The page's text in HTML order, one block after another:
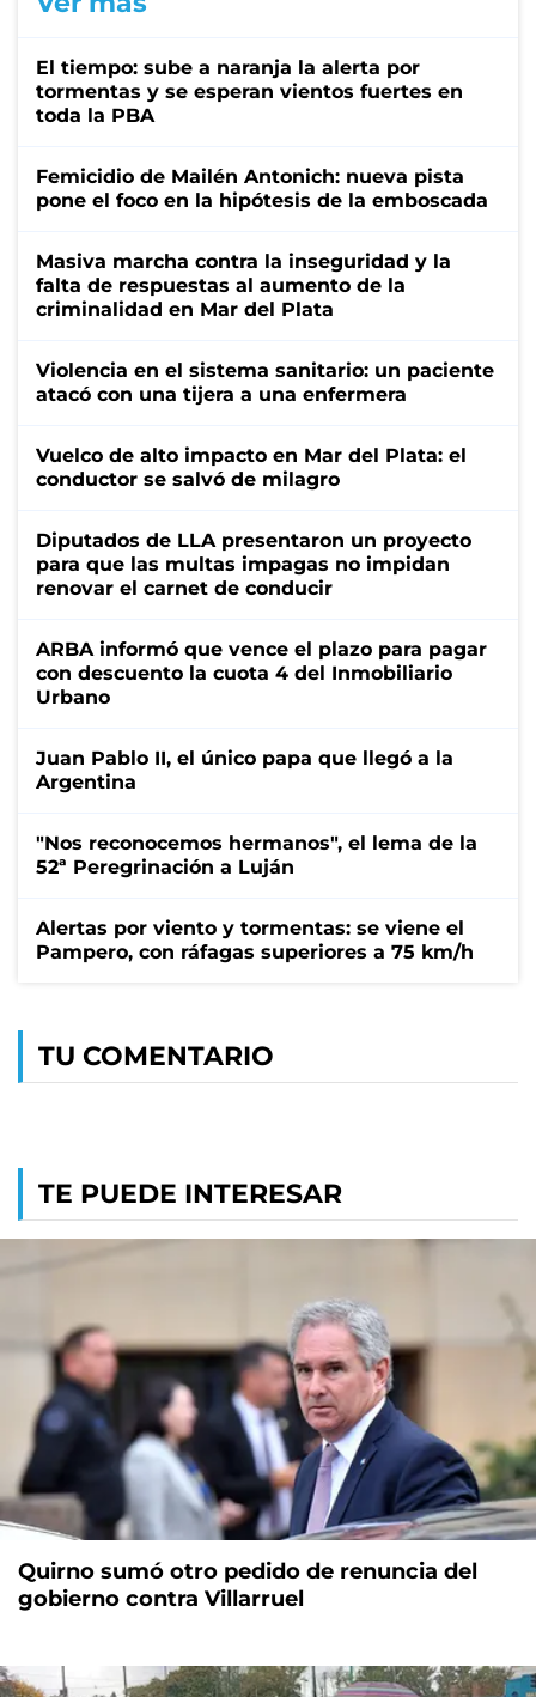
El tiempo: sube a naranja la alerta por
tormentas y se esperan vientos fuertes en
toda la PBA
Femicidio de Mailén Antonich: nueva pista
pone el foco en la hipótesis de la emboscada
Masiva marcha contra la inseguridad y la
falta de respuestas al aumento de la
criminalidad en Mar del Plata
Violencia en el sistema sanitario: un paciente
atacó con una tijera a una enfermera
Vuelco de alto impacto en Mar del Plata: el
conductor se salvó de milagro
Diputados de LLA presentaron un proyecto
para que las multas impagas no impidan
renovar el carnet de conducir
ARBA informó que vence el plazo para pagar
con descuento la cuota 4 del Inmobiliario
Urbano
Juan Pablo II, el único papa que llegó a la
Argentina
"Nos reconocemos hermanos", el lema de la
52ª Peregrinación a Luján
Alertas por viento y tormentas: se viene el
Pampero, con ráfagas superiores a 75 km/h
TU COMENTARIO
TE PUEDE INTERESAR
Quirno sumó otro pedido de renuncia del
gobierno contra Villarruel